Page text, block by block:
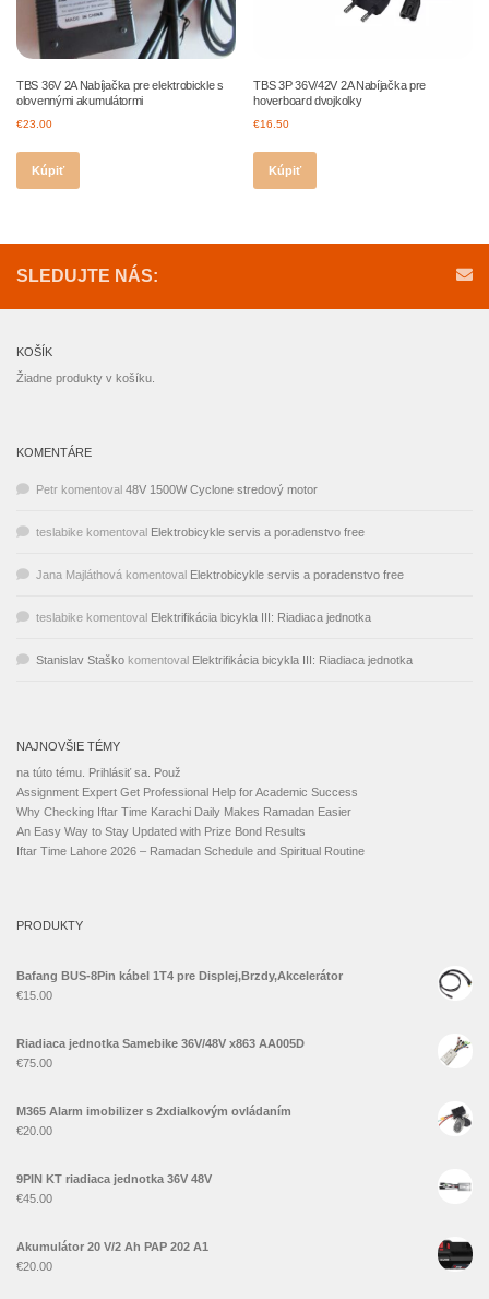
TBS 36V 2A Nabíjačka pre elektrobickle s
olovennými akumulátormi
€23.00
Kúpiť
TBS 3P 36V/42V 2A Nabíjačka pre
hoverboard dvojkolky
€16.50
Kúpiť
SLEDUJTE NÁS:
KOŠÍK
Žiadne produkty v košíku.
KOMENTÁRE
Petr komentoval 48V 1500W Cyclone stredový motor
teslabike komentoval Elektrobicykle servis a poradenstvo free
Jana Majláthová komentoval Elektrobicykle servis a poradenstvo free
teslabike komentoval Elektrifikácia bicykla III: Riadiaca jednotka
Stanislav Staško komentoval Elektrifikácia bicykla III: Riadiaca jednotka
NAJNOVŠIE TÉMY
na túto tému. Prihlásiť sa. Použ
Assignment Expert Get Professional Help for Academic Success
Why Checking Iftar Time Karachi Daily Makes Ramadan Easier
An Easy Way to Stay Updated with Prize Bond Results
Iftar Time Lahore 2026 – Ramadan Schedule and Spiritual Routine
PRODUKTY
Bafang BUS-8Pin kábel 1T4 pre Displej,Brzdy,Akcelerátor
€15.00
Riadiaca jednotka Samebike 36V/48V x863 AA005D
€75.00
M365 Alarm imobilizer s 2xdialkovým ovládaním
€20.00
9PIN KT riadiaca jednotka 36V 48V
€45.00
Akumulátor 20 V/2 Ah PAP 202 A1
€20.00